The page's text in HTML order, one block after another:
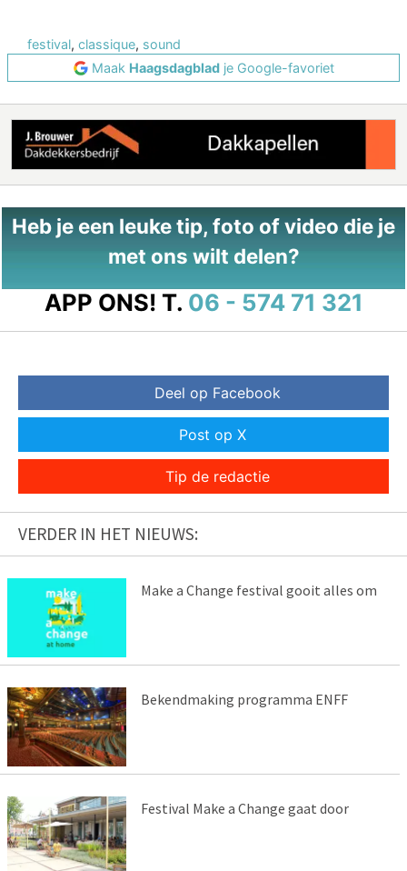
festival, classique, sound
Maak Haagsdagbladje Google-favoriet
Heb je een leuke tip, foto of video die je
met ons wilt delen?
APP ONS! T. 06 - 574 71 321
Deel op Facebook
Post op X
Tip de redactie
VERDER IN HET NIEUWS:
Make a Change festival gooit alles om
Bekendmaking programma ENFF
Festival Make a Change gaat door